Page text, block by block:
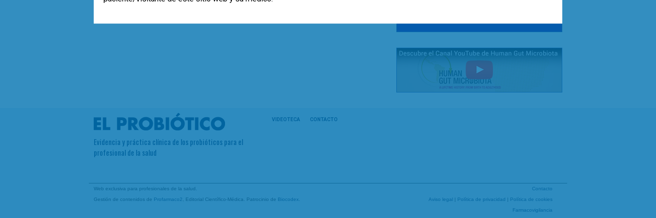
Evidencia y práctica clínica de los probióticos para el
profesional de la salud
VIDEOTECA CONTACTO
Web exclusiva para profesionales de la salud.
Gestión de contenidos de Profarmaco2 , Editorial Científico-Médica. Patrocinio de Biocodex
Contacto
Aviso legal | Política de privacidad | Política de cookies
Farmacovigilancia